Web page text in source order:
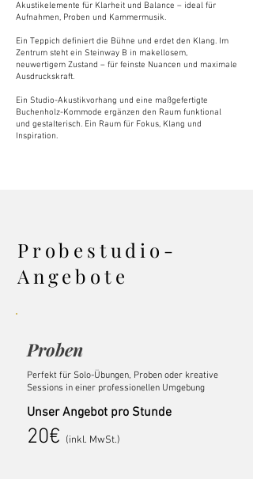
Akustikelemente für Klarheit und Balance – ideal für
Aufnahmen, Proben und Kammermusik.
Ein Teppich definiert die Bühne und erdet den Klang. Im
Zentrum steht ein Steinway B in makellosem,
neuwertigem Zustand – für feinste Nuancen und maximale
Ausdruckskraft.
Ein Studio-Akustikvorhang und eine maßgefertigte
Buchenholz-Kommode ergänzen den Raum funktional
und gestalterisch. Ein Raum für Fokus, Klang und
Inspiration.
Probestudio-
Angebote
Proben
Perfekt für Solo-Übungen, Proben oder kreative
Sessions in einer professionellen Umgebung
Unser Angebot pro Stunde
20€ (inkl. MwSt.)